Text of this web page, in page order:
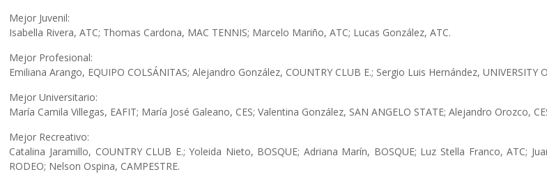
Mejor Juvenil:
Isabella Rivera, ATC; Thomas Cardona, MAC TENNIS; Marcelo Mariño, ATC; Lucas González, ATC.
Mejor Profesional:
Emiliana Arango, EQUIPO COLSÁNITAS; Alejandro González, COUNTRY CLUB E.; Sergio Luis Hernández,
Mejor Universitario:
María Camila Villegas, EAFIT; María José Galeano, CES; Valentina González, SAN ANGELO STATE; Alejandro Orozco,
Mejor Recreativo:
Catalina Jaramillo, COUNTRY CLUB E.; Yoleida Nieto, BOSQUE; Adriana Marín, BOSQUE; Luz Stella Franco, ATC;
RODEO; Nelson Ospina, CAMPESTRE.